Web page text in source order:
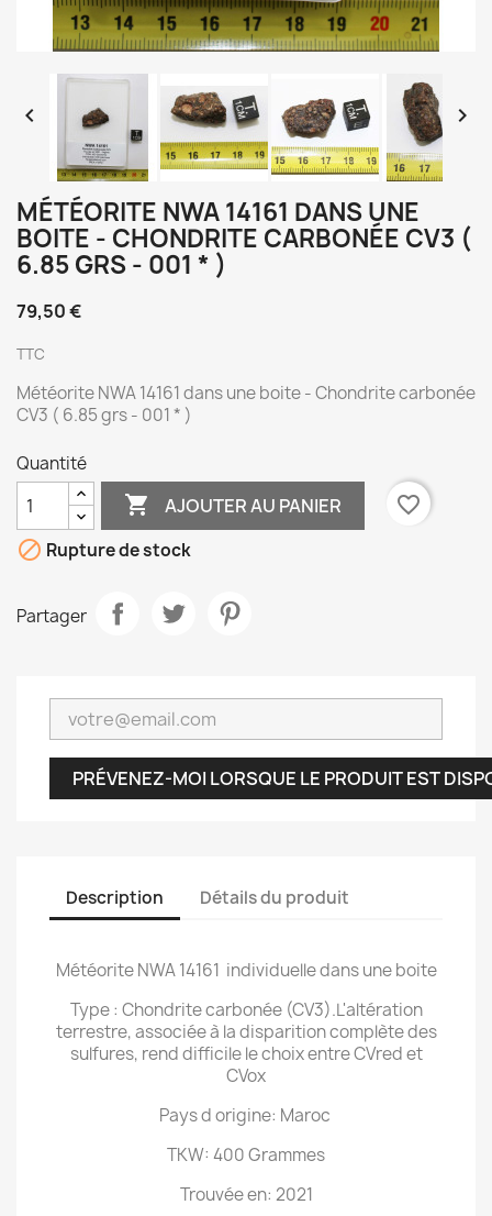
 
MÉTÉORITE NWA 14161 DANS UNE
BOITE - CHONDRITE CARBONÉE CV3 (
6.85 GRS - 001 * )
79,50 €
TTC
Météorite NWA 14161 dans une boite - Chondrite carbonée
CV3 ( 6.85 grs - 001 * )
Quantité
 AJOUTER AU PANIER
favorite_border
 Rupture de stock
Partager
PRÉVENEZ-MOI LORSQUE LE PRODUIT EST
Description Détails du produit
Météorite NWA 14161 individuelle dans une boite
Type : Chondrite carbonée (CV3).L'altération
terrestre, associée à la disparition complète des
sulfures, rend difficile le choix entre CVred et
CVox
Pays d origine: Maroc
TKW: 400 Grammes
Trouvée en: 2021